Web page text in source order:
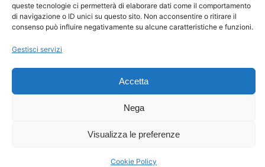
queste tecnologie ci permetterà di elaborare dati come il comportamento
di navigazione o ID unici su questo sito. Non acconsentire o ritirare il
consenso può influire negativamente su alcune caratteristiche e funzioni.
Gestisci servizi
Accetta
Nega
Visualizza le preferenze
Cookie Policy